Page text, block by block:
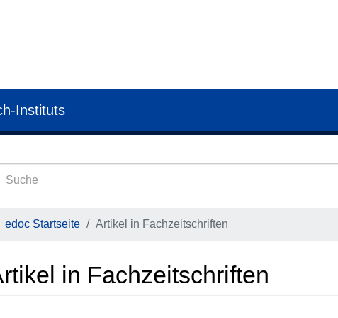
Instituts
edoc Startseite Artikel in Fachzeitschriften
in Fachzeitschriften